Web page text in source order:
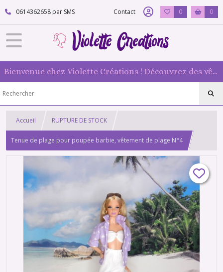
0614362658 par SMS Contact 0 0
Bienvenue chez Violette Créations ! Découvrez des vêtements faits main pour vos poupées mannequin : originaux et 100 % fabriqués en France
Accueil RUPTURE DE STOCK
Tenue de plage pour poupée barbie, vêtement de plage N°4